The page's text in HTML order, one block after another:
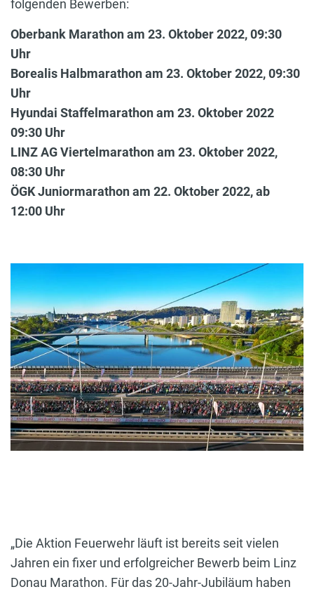
folgenden Bewerben:
Oberbank Marathon am 23. Oktober 2022, 09:30
Uhr
Borealis Halbmarathon am 23. Oktober 2022, 09:30
Uhr
Hyundai Staffelmarathon am 23. Oktober 2022
09:30 Uhr
LINZ AG Viertelmarathon am 23. Oktober 2022,
08:30 Uhr
ÖGK Juniormarathon am 22. Oktober 2022, ab
12:00 Uhr
„Die Aktion Feuerwehr läuft ist bereits seit vielen
Jahren ein fixer und erfolgreicher Bewerb beim Linz
Donau Marathon. Für das 20-Jahr-Jubiläum haben